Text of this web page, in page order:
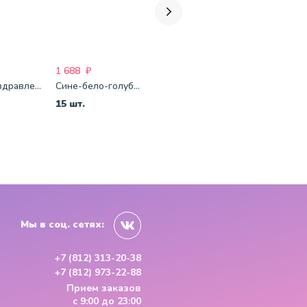
Шары Поздравления
1 688 ₽
Сине-бело-голубые шары-пастель
15 шт.
Мы в соц. сетях:
+7 (812) 313-20-38
+7 (812) 973-22-88
Прием заказов
с 9:00 до 23:00